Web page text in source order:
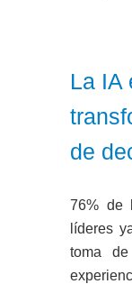
La IA
de
76% de
líderes
toma